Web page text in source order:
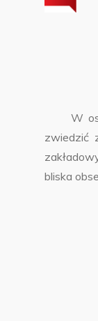
W
zwiedzić
bliska